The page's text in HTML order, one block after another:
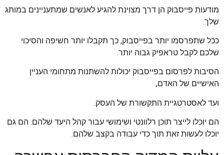
מודעות פייסבוק הן דרך מצוינת להגיע לאנשים שמתעניינים במותג
שלך.
ככל שתפרסמו יותר בפייסבוק, כך תקבלו יותר חשיפה והסיכוי
שלכם לקבל טראפיק גבוה יותר.
הסיבות לפרסום בפייסבוק יכולות להשתנות מתחומי העניין
האישיים של האדם,
ועד לאסטרטגיית התקשורת של העסק.
הם יוכלו לייצר תוכן רלוונטי ושימושי עבור קהל היעד שלהם. הם גם
יוכלו לעשות זאת תוך כדי עבודה בקצב שלהם.